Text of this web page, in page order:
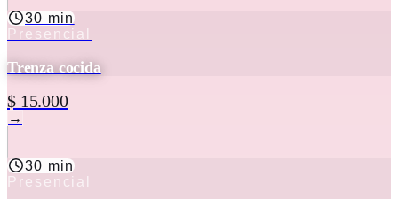
30 min
Presencial
Trenza cocida
$ 15.000
→
30 min
Presencial